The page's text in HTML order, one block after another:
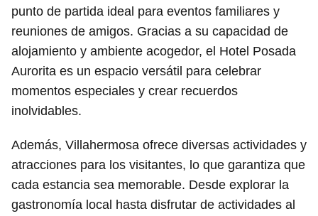
punto de partida ideal para eventos familiares y
reuniones de amigos. Gracias a su capacidad de
alojamiento y ambiente acogedor, el Hotel Posada
Aurorita es un espacio versátil para celebrar
momentos especiales y crear recuerdos
inolvidables.
Además, Villahermosa ofrece diversas actividades y
atracciones para los visitantes, lo que garantiza que
cada estancia sea memorable. Desde explorar la
gastronomía local hasta disfrutar de actividades al